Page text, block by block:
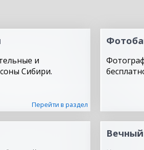
и
Сибири.
Перейти в раздел